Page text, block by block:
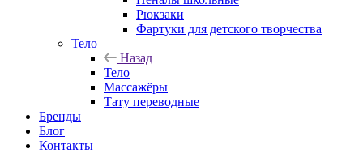
Рюкзаки
Фартуки для детского творчества
Тело
Назад
Тело
Массажёры
Тату переводные
Бренды
Блог
Контакты